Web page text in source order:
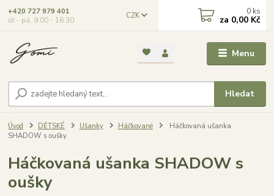
Menu
CZK
Hledat
+420 727 979 401
út - pá, 9:00 - 16:30
0 ks
za 0,00 Kč
Úvod DĚTSKÉ Ušanky Háčkované
Háčkovaná ušanka
SHADOW s oušky
Háčkovaná ušanka SHADOW s
oušky